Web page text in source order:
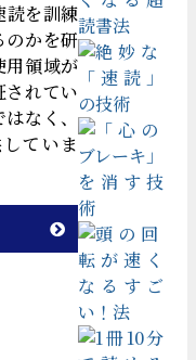
読を訓練
のかを研
用領域が
れてい
はなく、
ていま